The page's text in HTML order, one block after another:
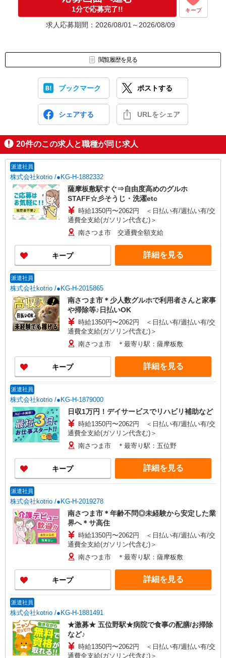
1分で応募完了!! キープ
求人応募期間：2026/08/01～2026/08/09
閲覧履歴を見る
ブックマーク ポストする
シェアする URLをシェア
20件のこの求人と職種が同じ求人
派遣社員
株式会社kotrio /●KG-H-1882332
薩摩板敷駅すぐ⇒自由度高めのグルホ
STAFF☆彡そうじ・洗濯etc
時給1350円〜2062円 ＜日払い有/週払い有/交
通費全支給(ガソリン代含む)＞
南さつま市 交通費全額支給
キープ 詳細を見る
派遣社員
株式会社kotrio /●KG-H-2015865
南さつま市＊少人数グルホで利用者さんと家事
や掃除等♪日払いOK
時給1350円〜2062円 ＜日払い有/週払い有/交
通費全支給(ガソリン代含む)＞
南さつま市 ＊最寄り駅：薩摩板敷
キープ 詳細を見る
派遣社員
株式会社kotrio /●KG-H-1879000
日収1万円！デイサービスでリハビリ補助など
時給1350円〜2062円 ＜日払い有/週払い有/交
通費全支給(ガソリン代含む)＞
南さつま市 ＊最寄り駅：五位野
キープ 詳細を見る
派遣社員
株式会社kotrio /●KG-H-2019278
南さつま市＊年齢不問◎未経験から安定した業
界へ＊サ高住
時給1350円〜2062円 ＜日払い有/週払い有/交
通費全支給(ガソリン代含む)＞
南さつま市 ＊最寄り駅：薩摩板敷
キープ 詳細を見る
派遣社員
株式会社kotrio /●KG-H-1881491
★激募★ 五位野駅★病院で食事の配膳/お掃除
など♪
時給1350円〜2062円 ＜日払い有/週払い有/交
通費全支給(ガソリン代含む)＞